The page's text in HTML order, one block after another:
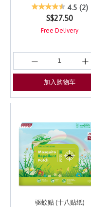
3.7 out of 5
4.5 (2)
S$27.50
Free Delivery
加入购物车
驱蚊贴 (十八贴纸)